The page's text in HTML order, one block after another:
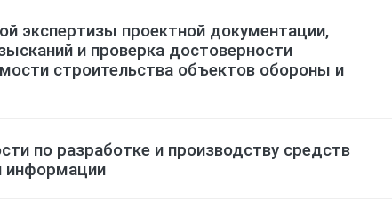
экспертизы проектной документации,
и проверка достоверности
строительства объектов обороны и
по разработке и производству средств
информации